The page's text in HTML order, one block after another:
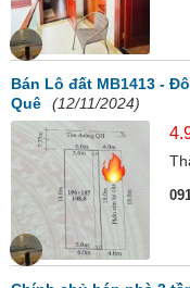
Bán Lô đất MB1413 -
Quê
(12/11/2024)